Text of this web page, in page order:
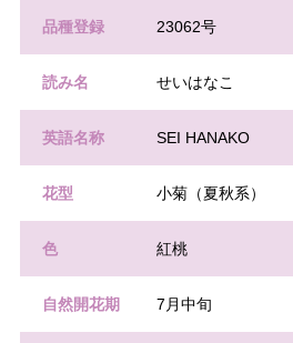
品種登録 23062号
読み名 せいはなこ
英語名称 SEI HANAKO
花型 小菊（夏秋系）
色 紅桃
自然開花期 7月中旬